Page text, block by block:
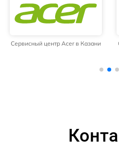
Сервисный центр Acer в Казани